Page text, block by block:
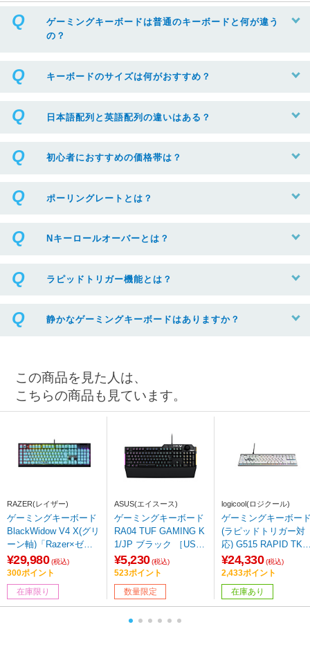
ゲーミングキーボードは普通のキーボードと何が違う
の？
キーボードのサイズは何がおすすめ？
日本語配列と英語配列の違いはある？
初心者におすすめの価格帯は？
ポーリングレートとは？
Nキーロールオーバーとは？
ラピッドトリガー機能とは？
静かなゲーミングキーボードはありますか？
この商品を見た人は、
こちらの商品も見ています。
RAZER(レイザー)
ゲーミングキーボード
BlackWidow V4 X(グリ
ーン軸)「Razer×ゼン
レスゾーンゼロコラ
ボ」 Zenless Zone Zer
o Edition RZ03-047044
00-R3J1 ［有線 /日本
語配列 /メカニカル］
¥29,980 (税込)
300ポイント
在庫限り
ASUS(エイスース)
ゲーミングキーボード
RA04 TUF GAMING K
1/JP ブラック ［USB
/有線］ 【sof001】
¥5,230 (税込)
523ポイント
数量限定
logicool(ロジクール)
ゲーミングキーボー
(ラピッドトリガー対
応) G515 RAPID TKL
ホワイト G515-TKL-R
TWH ［有線 /USB］
【864】
¥24,330 (税込)
2,433ポイント
在庫あり